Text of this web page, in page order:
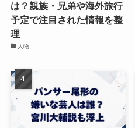
は？親族・兄弟や海外旅行
予定で注目された情報を整
理
人物